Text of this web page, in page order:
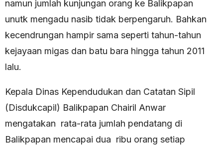
namun jumlah kunjungan orang ke Balikpapan
unutk mengadu nasib tidak berpengaruh. Bahkan
kecendrungan hampir sama seperti tahun-tahun
kejayaan migas dan batu bara hingga tahun 2011
lalu.
Kepala Dinas Kependudukan dan Catatan Sipil
(Disdukcapil) Balikpapan Chairil Anwar
mengatakan rata-rata jumlah pendatang di
Balikpapan mencapai dua ribu orang setiap